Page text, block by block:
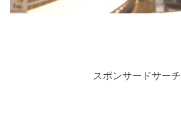
スポンサードサーチ